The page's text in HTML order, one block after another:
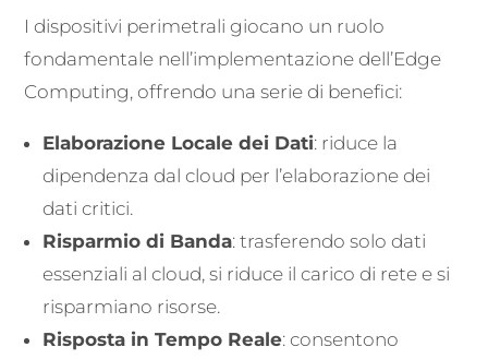
I dispositivi perimetrali giocano un ruolo
fondamentale nell’implementazione dell’Edge
Computing, offrendo una serie di benefici:
Elaborazione Locale dei Dati: riduce la
dipendenza dal cloud per l’elaborazione dei
dati critici.
Risparmio di Banda: trasferendo solo dati
essenziali al cloud, si riduce il carico di rete e si
risparmiano risorse.
Risposta in Tempo Reale: consentono